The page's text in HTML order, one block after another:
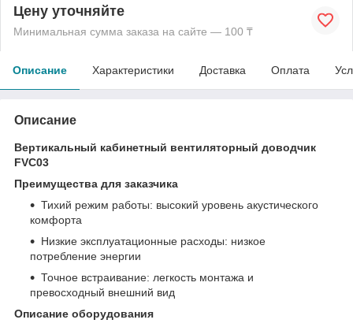
Цену уточняйте
Минимальная сумма заказа на сайте — 100 ₸
Описание Характеристики Доставка Оплата
Описание
Вертикальный кабинетный вентиляторный доводчик
FVC03
Преимущества для заказчика
Тихий режим работы: высокий уровень акустического
комфорта
Низкие эксплуатационные расходы: низкое
потребление энергии
Точное встраивание: легкость монтажа и
превосходный внешний вид
Описание оборудования